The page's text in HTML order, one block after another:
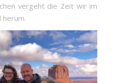
vergeht die Zeit wir im
herum.